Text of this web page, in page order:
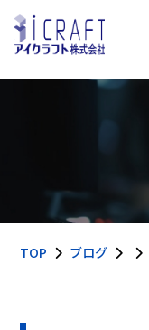
TOP ブログ